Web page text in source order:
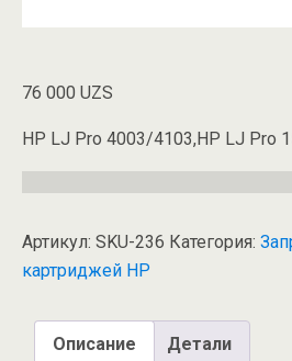
76 000 UZS
HP LJ Pro 4003/4103,HP LJ Pro
Артикул: SKU-236 Категория:
картриджей HP
Описание Детали